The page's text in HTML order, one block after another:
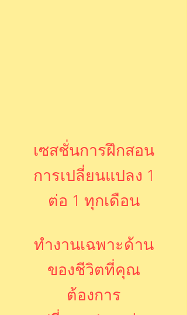
เซสชั่นการฝึกสอน
การเปลี่ยนแปลง 1
ต่อ 1 ทุกเดือน
ทำงานเฉพาะด้าน
ของชีวิตที่คุณ
ต้องการ